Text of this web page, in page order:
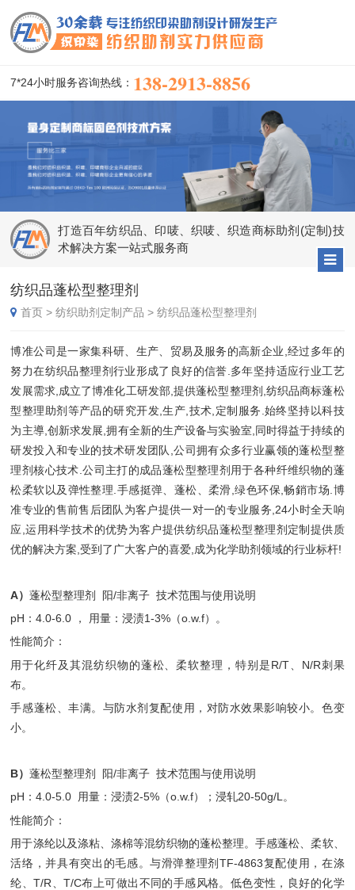
7*24小时服务咨询热线： 138-2913-8856
打造百年纺织品、印唛、织唛、织造商标助剂(定制)技
术解决方案一站式服务商
纺织品蓬松型整理剂
首页 >纺织助剂定制产品 >纺织品蓬松型整理剂
博准公司是一家集科研、生产、贸易及服务的高新企业,经过多年的
努力在纺织品整理剂行业形成了良好的信誉.多年坚持适应行业工艺
发展需求,成立了博准化工研发部,提供蓬松型整理剂,纺织品商标蓬松
型整理助剂等产品的研究开发,生产,技术,定制服务.始终坚持以科技
为主導,创新求发展,拥有全新的生产设备与实验室,同时得益于持续的
研发投入和专业的技术研发团队,公司拥有众多行业赢领的蓬松型整
理剂核心技术.公司主打的成品蓬松型整理剂用于各种纤维织物的蓬
松柔软以及弹性整理.手感挺弹、蓬松、柔滑,绿色环保,畅銷市场.博
准专业的售前售后团队为客户提供一对一的专业服务,24小时全天响
应,运用科学技术的优势为客户提供纺织品蓬松型整理剂定制提供质
优的解决方案,受到了广大客户的喜爱,成为化学助剂领域的行业标杆!
A）蓬松型整理剂 阳/非离子 技术范围与使用说明
pH：4.0-6.0 ， 用量：浸渍1-3%（o.w.f）。
性能简介：
用于化纤及其混纺织物的蓬松、柔软整理，特别是R/T、N/R刺果
布。
手感蓬松、丰满。与防水剂复配使用，对防水效果影响较小。色变
小。
B）蓬松型整理剂 阳/非离子 技术范围与使用说明
pH：4.0-5.0 用量：浸渍2-5%（o.w.f）；浸轧20-50g/L。
性能简介：
用于涤纶以及涤粘、涤棉等混纺织物的蓬松整理。手感蓬松、柔软、
活络，并具有突出的毛感。与滑弹整理剂TF-4863复配使用，在涤
纶、T/R、T/C布上可做出不同的手感风格。低色变性，良好的化学